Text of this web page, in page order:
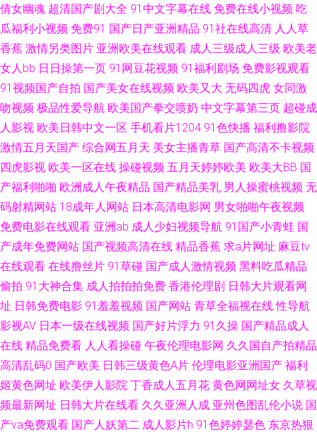
网 97婷婷四色播 国产tv六区 久草精品电影 人妻九色 91视频综合1 91最新免
费网址 国内精品一区在线 免费肏屄视频网站 日韩叼嘿片 亚洲龙1级a片 91免
费视频黑丝 白丝自慰在线 国产乱子伦一区 欧美另类TV 天天日夜夜肏 51视频
福利 a级片日韩 国产第21页 九一香蕉网 欧美色图自拍 深夜超碰社区 伊人91
福利 97福利影院 国产AV产 久热这里 日韩草草视频 香蕉视频在线污 91视频
夫妻 超碰97人人爽 自慰网站免费 女同操操操操 在线香蕉 成人片在线视频
在线肏屄视频观看 蜜桃精品一 亚洲另类文学 97操人人 福利成人视频网 免费
肏屄 99热首页 九一精品久久 91只有精品 狼人综合婷婷五月 午夜精品少妇
频免费 成人一级a免费 黄色网业网址 天天肏天天肏 91手机在线 成人九一观
看入口 老司机激情小说 日韩成人有码 影音先锋国产性爱 97色色资源站 福利
倩女幽魂 超清国产剧大全 91中文字幕在线 免费在线小视频 吃
瓜福利小视频 免费91 国产日产亚洲精品 91社在线高清 人人草
香蕉 激情另类图片 亚洲欧美在线观看 成人三级成人三级 欧美老
女人bb 日日操第一页 91网豆花视频 91福利剧场 免费影视观看
91视频国产自拍 国产美女在线视频 欧美又大 无码四虎 女同激
吻视频 极品性爱导航 欧美国产拳交喷奶 中文字幕第三页 超碰成
人影视 欧美日韩中文一区 手机看片1204 91色快播 福利撸影院
激情五月天国产 综合网五月天 美女主播青草 国产高清不卡视频
四虎影视 欧美一区在线 操碰视频 五月天婷婷欧美 欧美大BB 国
产福利啪啪 欧洲成人午夜精品 国产精品美乳 男人操蜜桃视频 无
码射精网站 18成年人网站 日本高清电影网 男女啪啪午夜视频
免费电影在线观看 亚洲ab 成人少妇视频导航 91国产小青蛙 国
产成年免费网站 国产视频高清在线 精品香蕉 求a片网址 麻豆tv
在线观看 在线撸丝片 91草碰 国产成人激情视频 黑料吃瓜精品
偷拍 91大神合集 成人拍拍拍免费 香港伦理剧 日韩大片观看网
址 日韩免费电影 91羞羞视频 国产网站 青草全福视在线 性导航
影视AV 日本一级在线视频 国产好片浮力 91久操 国产精品成人
在线 精品免费看 人人看操碰 午夜伦理电影网 久久国自产拍精品
高清乱码0 国产欧美 日韩三级黄色A片 伦理电影亚洲国产 福利
姬黄色网址 欧美伊人影院 丁香成人五月花 黄色网网址女 久草视
频最新网址 日韩大片在线看 久久亚洲人成 亚州色图乱伦小说 国
产va免费观看 国产人妖第二 成人影片h 91色婷婷瑟色 东京热狠